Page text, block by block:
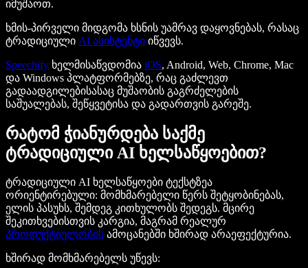
იმუშაოთ.
ხმის-პირველი მიდგომა ხსნის უამრავ დაყოვნებას, რასაც
ტრადიციული AI ასისტენტი იწვევს.
Speechify ხელმისაწვდომია iOS, Android, Web, Chrome, Mac
და Windows პლატფორმებზე, რაც გაძლევთ
გადაადგილებისასაც მუშაობის გაგრძელების
საშუალებას, შეწყვეტისა და გადართვის გარეშე.
რატომ ჭიანურდება საქმე
ტრადიციული AI ხელსაწყოებით?
ტრადიციული AI ხელსაწყოები ტექსტზეა
ორიენტირებული: მომხმარებელი წერს შეტყობინებას,
ელის პასუხს, შემდეგ კითხულობს შედეგს. მცირე
შეკითხვებისთვის კარგია, მაგრამ რეალურ
პროდუქტიულობის ამოცანებში ხშირად არაეფექტურია.
ხშირად მომხმარებელს უწევს: